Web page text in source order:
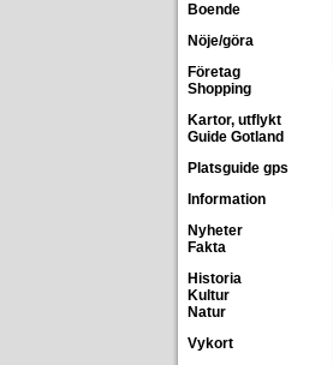
Boende
Nöje/göra
Företag
Shopping
Kartor, utflykt
Guide Gotland
Platsguide gps
Information
Nyheter
Fakta
Historia
Kultur
Natur
Vykort